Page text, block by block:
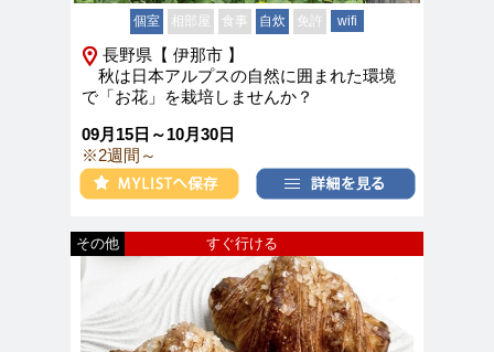
個室 相部屋 食事 自炊 免許 wifi
長野県【 伊那市 】
秋は日本アルプスの自然に囲まれた環境
で「お花」を栽培しませんか？
09月15日～10月30日
※2週間～
すぐ行ける
その他